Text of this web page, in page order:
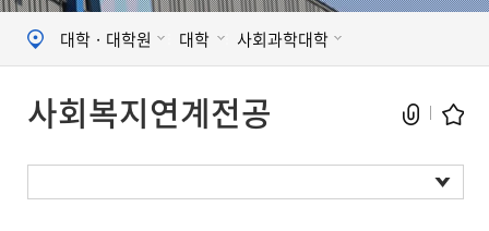
대학 · 대학원 대학 사회과학대학
사회복지연계전공